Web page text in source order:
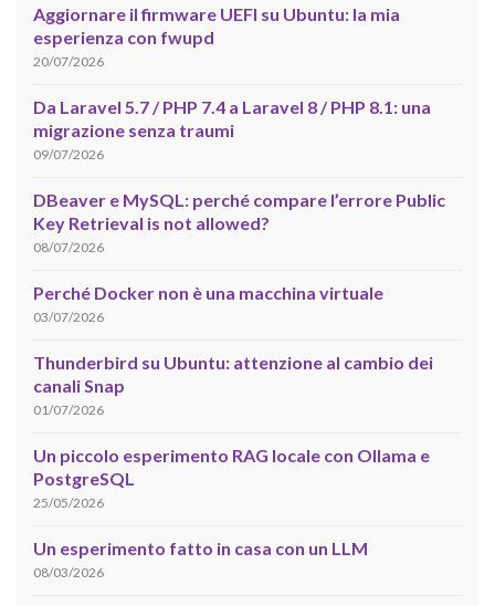
Aggiornare il firmware UEFI su Ubuntu: la mia
esperienza con fwupd
20/07/2026
Da Laravel 5.7 / PHP 7.4 a Laravel 8 / PHP 8.1: una
migrazione senza traumi
09/07/2026
DBeaver e MySQL: perché compare l’errore Public
Key Retrieval is not allowed?
08/07/2026
Perché Docker non è una macchina virtuale
03/07/2026
Thunderbird su Ubuntu: attenzione al cambio dei
canali Snap
01/07/2026
Un piccolo esperimento RAG locale con Ollama e
PostgreSQL
25/05/2026
Un esperimento fatto in casa con un LLM
08/03/2026